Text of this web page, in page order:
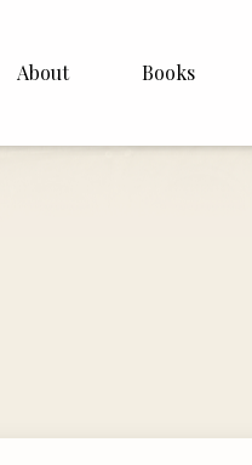
About Books